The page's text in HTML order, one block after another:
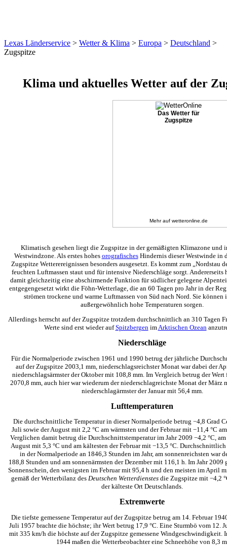
Lexas Länderservice > Wetter & Klima > Europa > Deutschland >
Zugspitze
Klima und aktuelles Wetter auf der
Das Wetter für
Zugspitze
Mehr auf wetteronline.de
Klimatisch gesehen liegt die Zugspitze in der gemäßigten Klimazone und
Westwindzone. Als erstes hohes orografischesHindernis dieser Westwinde in
Zugspitze Wetterereignissen besonders ausgesetzt. Es kommt zum „Nordstau
feuchten Luftmassen staut und für intensive Niederschläge sorgt. Andererseits
damit gleichzeitig eine abschirmende Funktion für südlicher gelegene
entgegengesetzt wirkt die Föhn-Wetterlage, die an 60 Tagen pro Jahr in der
strömen trockene und warme Luftmassen von Süd nach Nord. Sie können
außergewöhnlich hohe Temperaturen sorgen.
Allerdings herrscht auf der Zugspitze trotzdem durchschnittlich an 310 Tagen
Werte sind erst wieder aufSpitzbergenimArktischen Ozean
Niederschläge
Für die Normalperiode zwischen 1961 und 1990 betrug der jährliche
auf der Zugspitze 2003,1 mm, niederschlagsreichster Monat war dabei der
niederschlagsärmster der Oktober mit 108,8 mm. Im Vergleich betrug der Wert
2070,8 mm, auch hier war wiederum der niederschlagreichste Monat der März
niederschlagärmster der Januar mit 56,4 mm.
Lufttemperaturen
Die durchschnittliche Temperatur in dieser Normalperiode betrug −4,8 Grad
Juli sowie der August mit 2,2 °C am wärmsten und der Februar mit −11,4 °C
Verglichen damit betrug die Durchschnittstemperatur im Jahr 2009 −4,2 °C, am
August mit 5,3 °C und am kältesten der Februar mit −13,5 °C.
in der Normalperiode an 1846,3 Stunden im Jahr, am sonnenreichsten war
188,8 Stunden und am sonnenärmsten der Dezember mit 116,1 h. Im Jahr 2009
Sonnenschein, den wenigsten im Februar mit 95,4 h und den meisten im April
gemäß der Wetterbilanz des Deutschen Wetterdienstesdie Zugspitze mit −4,2
der kälteste Ort Deutschlands.
Extremwerte
Die tiefste gemessene Temperatur auf der Zugspitze betrug am 14. Februar
Juli 1957 brachte die höchste; ihr Wert betrug 17,9 °C. Eine Sturmbö vom 12.
mit 335 km/h die höchste auf der Zugspitze gemessene Windgeschwindigkeit.
1944 maßen die Wetterbeobachter eine Schneehöhe von 8,3